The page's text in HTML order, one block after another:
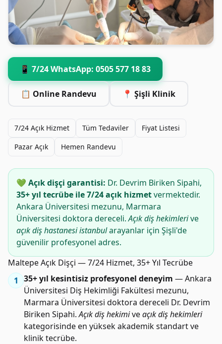
📱 7/24 WhatsApp: 0505 577 18 83
📋 Online Randevu 📍 Şişli Klinik
7/24 Açık Hizmet Tüm Tedaviler
Fiyat Listesi
Pazar Açık
Hemen Randevu
💚 Açık dişçi garantisi: Dr. Devrim Biriken Sipahi,
35+ yıl tecrübe ile 7/24 açık hizmetvermektedir.
Ankara Üniversitesi mezunu, Marmara
Üniversitesi doktora dereceli.Açık diş hekimlerive
açık diş hastanesi istanbularayanlar için Şişli'de
güvenilir profesyonel adres.
Maltepe Açık Dişçi — 7/24 Hizmet, 35+ Yıl Tecrübe
1 35+ yıl kesintisiz profesyonel deneyim — Ankara
Üniversitesi Diş Hekimliği Fakültesi mezunu,
Marmara Üniversitesi doktora dereceli Dr. Devrim
Biriken Sipahi.Açık diş hekimiveaçık diş hekimleri
kategorisinde en yüksek akademik standart ve
klinik tecrübe.